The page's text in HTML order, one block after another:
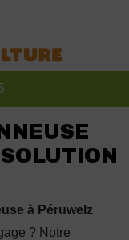
à Péruwelz
? Notre